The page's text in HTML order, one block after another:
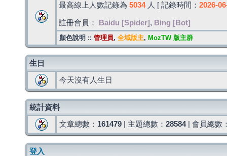
最高線上人數記錄為 5034人 [ 記錄時間： 2026-
註冊會員： Baidu [Spider] , Bing [Bot]
顏色說明 :: 管理員, 全域版主, MozTW 版主群
生日
今天沒有人生日
統計資料
文章總數： 161479 | 主題總數： 28584| 會員總數
登入